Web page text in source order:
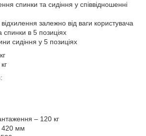
спинки та сидіння у співвідношенні
залежно від ваги користувача
спинки в 5 позиціях
сидіння у 5 позиціях
– 120 кг
420 мм